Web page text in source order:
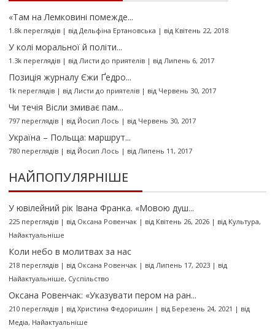
«Там на Лемковині помежде...
1.8k переглядів| від Дельфіна Ертановська | від Квітень 22, 2018
У колі моральної й політи...
1.3k переглядів| від Листи до приятелів| від Липень 6, 2017
Позиція журналу Єжи Ґедро...
1k переглядів| від Листи до приятелів| від Червень 30, 2017
Чи течія Вісли змиває пам...
797 переглядів| від Йосип Лось | від Червень 30, 2017
Україна – Польща: маршрут...
780 переглядів| від Йосип Лось | від Липень 11, 2017
НАЙПОПУЛЯРНІШЕ
У ювілейний рік Івана Франка. «Мовою душ...
225 переглядів| від Оксана Ровенчак| від Квітень 26, 2026| від Культура,
Найактуальніше
Коли небо в молитвах за нас
218 переглядів| від Оксана Ровенчак| від Липень 17, 2023| від
Найактуальніше, Суспільство
Оксана Ровенчак: «Указувати пером на ран...
210 переглядів| від Христина Федоришин | від Березень 24, 2021 | від
Медіа, Найактуальніше